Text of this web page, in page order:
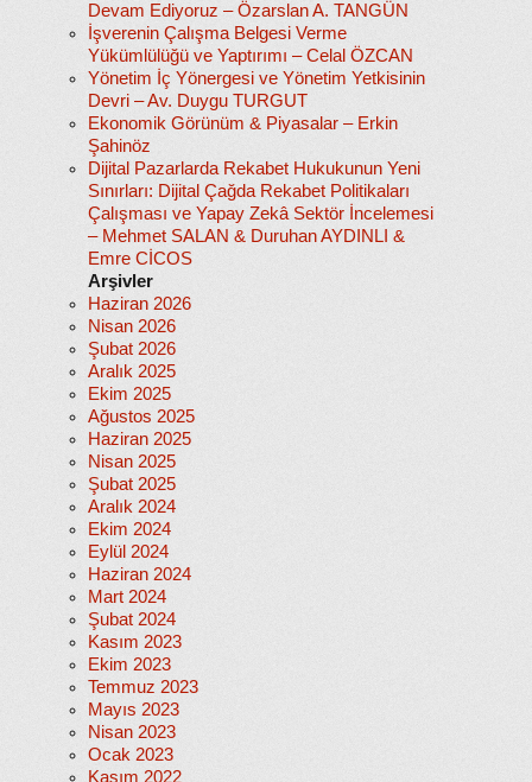
Devam Ediyoruz – Özarslan A. TANGÜN
İşverenin Çalışma Belgesi Verme
Yükümlülüğü ve Yaptırımı – Celal ÖZCAN
Yönetim İç Yönergesi ve Yönetim Yetkisinin
Devri – Av. Duygu TURGUT
Ekonomik Görünüm & Piyasalar – Erkin
Şahinöz
Dijital Pazarlarda Rekabet Hukukunun Yeni
Sınırları: Dijital Çağda Rekabet Politikaları
Çalışması ve Yapay Zekâ Sektör İncelemesi
– Mehmet SALAN & Duruhan AYDINLI &
Emre CİCOS
Arşivler
Haziran 2026
Nisan 2026
Şubat 2026
Aralık 2025
Ekim 2025
Ağustos 2025
Haziran 2025
Nisan 2025
Şubat 2025
Aralık 2024
Ekim 2024
Eylül 2024
Haziran 2024
Mart 2024
Şubat 2024
Kasım 2023
Ekim 2023
Temmuz 2023
Mayıs 2023
Nisan 2023
Ocak 2023
Kasım 2022